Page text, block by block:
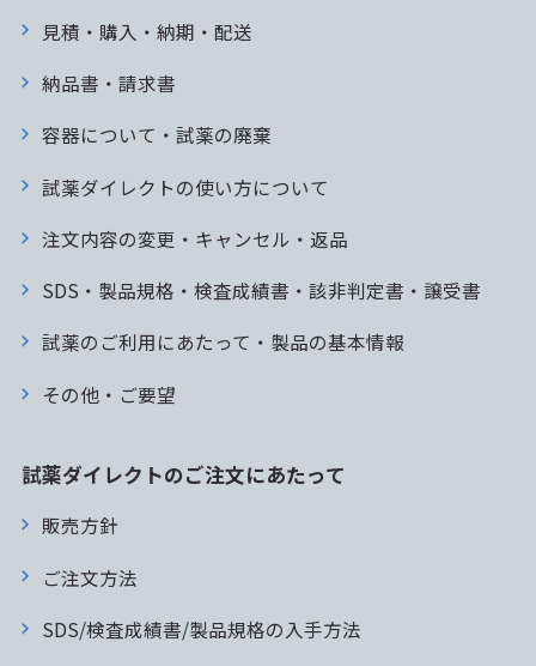
見積・購入・納期・配送
納品書・請求書
容器について・試薬の廃棄
試薬ダイレクトの使い方について
注文内容の変更・キャンセル・返品
SDS・製品規格・検査成績書・該非判定書・譲受書
試薬のご利用にあたって・製品の基本情報
その他・ご要望
試薬ダイレクトのご注文にあたって
販売方針
ご注文方法
SDS/検査成績書/製品規格の入手方法